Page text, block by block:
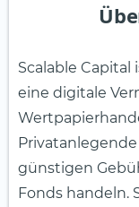
Scalable
eine digitale
günstigen
Fonds handeln.